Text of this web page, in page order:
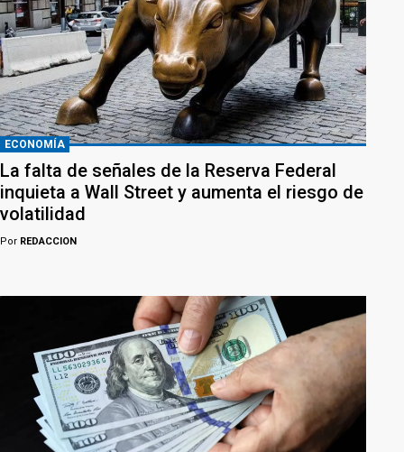
ECONOMÍA
La falta de señales de la Reserva Federal
inquieta a Wall Street y aumenta el riesgo de
volatilidad
Por REDACCION